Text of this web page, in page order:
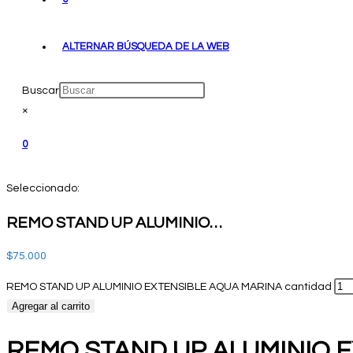
ALTERNAR BÚSQUEDA DE LA WEB
Buscar
×
0
Seleccionado:
REMO STAND UP ALUMINIO…
$75.000
REMO STAND UP ALUMINIO EXTENSIBLE AQUA MARINA cantidad
Agregar al carrito